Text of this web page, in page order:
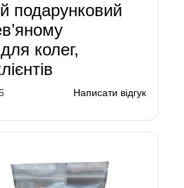
подарунковий
колег,
Написати відгук